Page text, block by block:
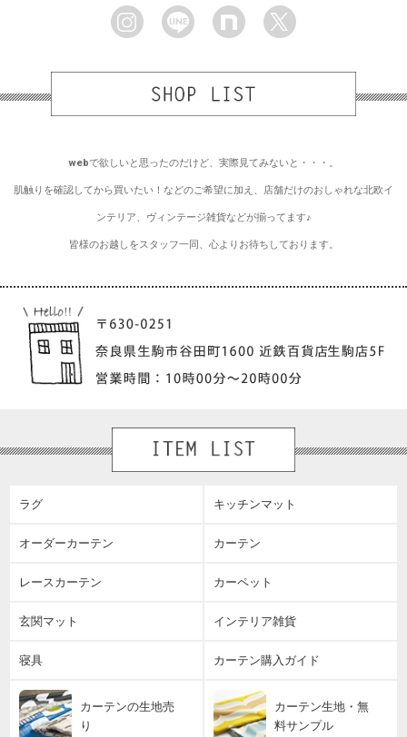
webで欲しいと思ったのだけど、実際見てみないと・・・。
肌触りを確認してから買いたい！などのご希望に加え、店舗だけのおしゃれな北欧イ
ンテリア、ヴィンテージ雑貨などが揃ってます♪
皆様のお越しをスタッフ一同、心よりお待ちしております。
ラグ キッチンマット
オーダーカーテン カーテン
レースカーテン カーペット
玄関マット インテリア雑貨
寝具 カーテン購入ガイド
カーテンの生地売
り
カーテン生地・無
料サンプル